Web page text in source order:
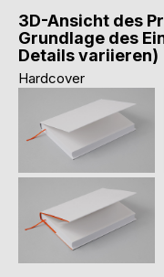
3D-Ansicht des
Grundlage des
Details variieren)
Hardcover